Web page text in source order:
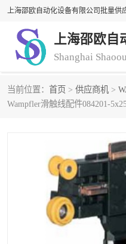
上海邵欧自
当前位置： 首页 > 供应商机 >
Wampfler滑触线配件084201-
warner离合器
INTORQ
BISON GEAR
LEESON ELECTRIC